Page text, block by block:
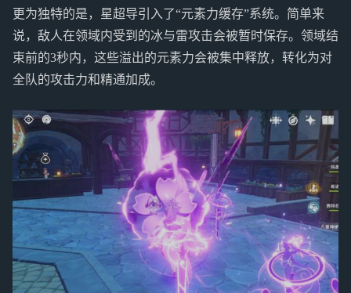
更为独特的是，星超导引入了“元素力缓存”系统。简单来
说，敌人在领域内受到的冰与雷攻击会被暂时保存。领域结
束前的3秒内，这些溢出的元素力会被集中释放，转化为对
全队的攻击力和精通加成。